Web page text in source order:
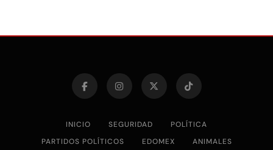
INICIO SEGURIDAD
POLÍTICA
PARTIDOS POLÍTICOS
EDOMEX ANIMALES